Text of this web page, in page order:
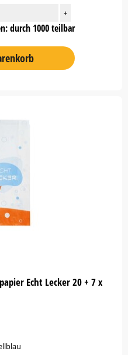
+
durch 1000 teilbar
Echt Lecker 20 + 7 x